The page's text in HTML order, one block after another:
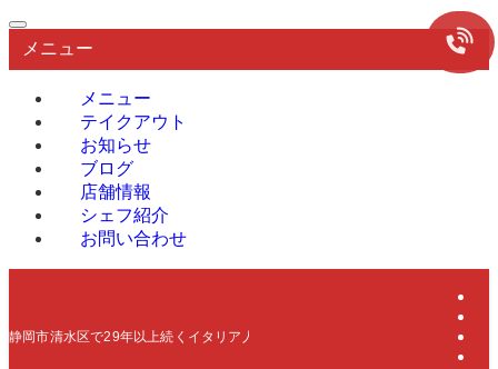
メニュー
メニュー
テイクアウト
お知らせ
ブログ
店舗情報
シェフ紹介
お問い合わせ
静岡市清水区で29年以上続くイタリア人シェフによる本物のイタリア料理店